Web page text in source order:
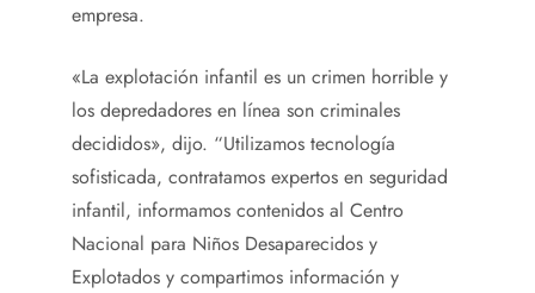
empresa.
«La explotación infantil es un crimen horrible y
los depredadores en línea son criminales
decididos», dijo. “Utilizamos tecnología
sofisticada, contratamos expertos en seguridad
infantil, informamos contenidos al Centro
Nacional para Niños Desaparecidos y
Explotados y compartimos información y